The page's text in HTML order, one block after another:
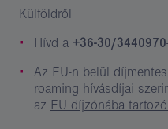
Külföldről
Hívd a +36-30/3440970
Az EU-n belül
roaming hívásdíjai
az EU díjzónába